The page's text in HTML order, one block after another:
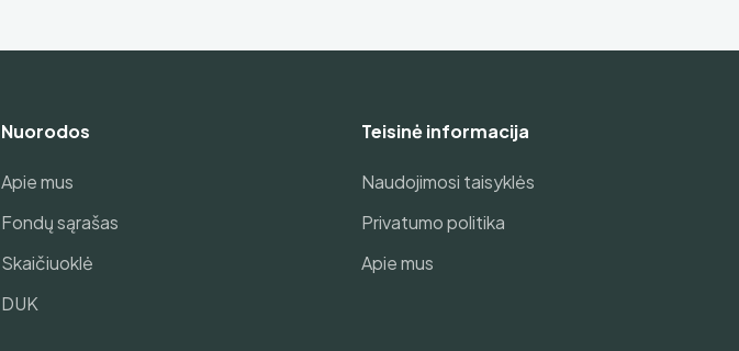
Nuorodos
Apie mus
Fondų sąrašas
Skaičiuoklė
DUK
Teisinė informacija
Naudojimosi taisyklės
Privatumo politika
Apie mus